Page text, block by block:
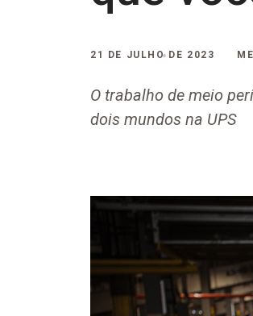
21 DE JULHO DE 2023
O trabalho de meio
dois mundos na UPS